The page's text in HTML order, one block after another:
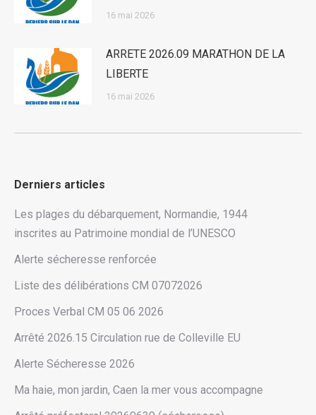
16 mai 2026
ARRETE 2026.09 MARATHON DE LA
LIBERTE
16 mai 2026
Derniers articles
Les plages du débarquement, Normandie, 1944
inscrites au Patrimoine mondial de l’UNESCO
Alerte sécheresse renforcée
Liste des délibérations CM 07072026
Proces Verbal CM 05 06 2026
Arrêté 2026.15 Circulation rue de Colleville EU
Alerte Sécheresse 2026
Ma haie, mon jardin, Caen la mer vous accompagne